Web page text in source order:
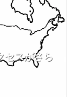
スがさら